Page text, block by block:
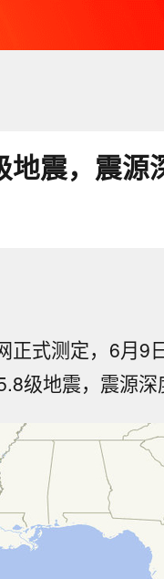
地震，震源
正式测定，6月9
级地震，震源深